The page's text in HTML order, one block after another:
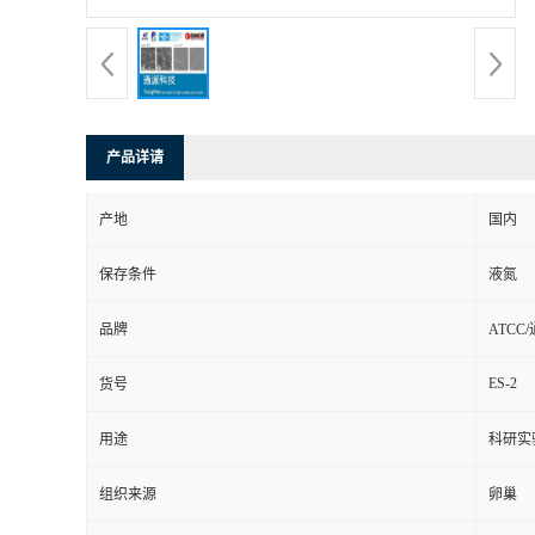
产品详请
产地 国内
保存条件 液氮
品牌 ATCC/
货号 ES-2
用途 科研实
组织来源 卵巢